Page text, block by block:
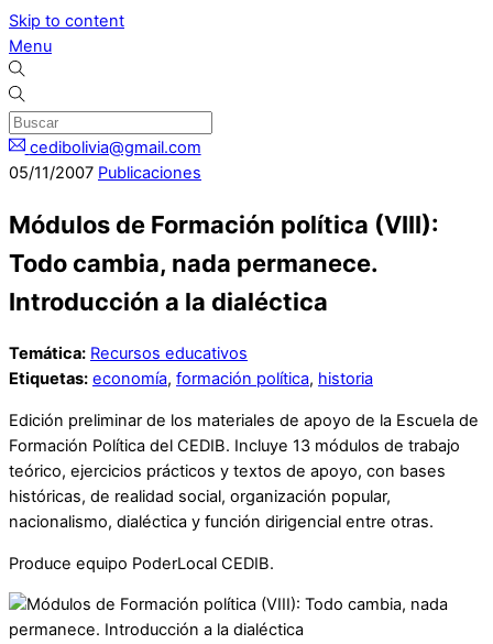
Skip to content
Menu
cedibolivia@gmail.com
05/11/2007 Publicaciones
Módulos de Formación política (VIII):
Todo cambia, nada permanece.
Introducción a la dialéctica
Temática: Recursos educativos
Etiquetas: economía, formación política, historia
Edición preliminar de los materiales de apoyo de la Escuela de
Formación Política del CEDIB. Incluye 13 módulos de trabajo
teórico, ejercicios prácticos y textos de apoyo, con bases
históricas, de realidad social, organización popular,
nacionalismo, dialéctica y función dirigencial entre otras.
Produce equipo PoderLocal CEDIB.